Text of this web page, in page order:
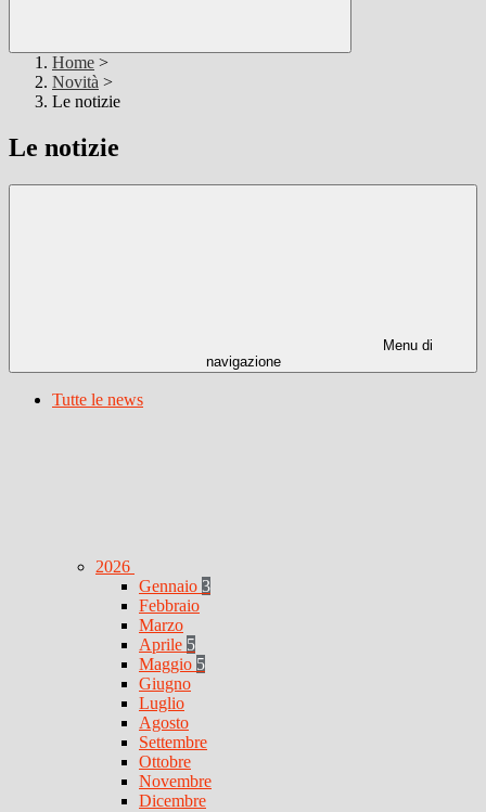
Home >
Novità >
Le notizie
Le notizie
Menu di
navigazione
Tutte le news
2026
Gennaio 3
Febbraio
Marzo
Aprile 5
Maggio 5
Giugno
Luglio
Agosto
Settembre
Ottobre
Novembre
Dicembre